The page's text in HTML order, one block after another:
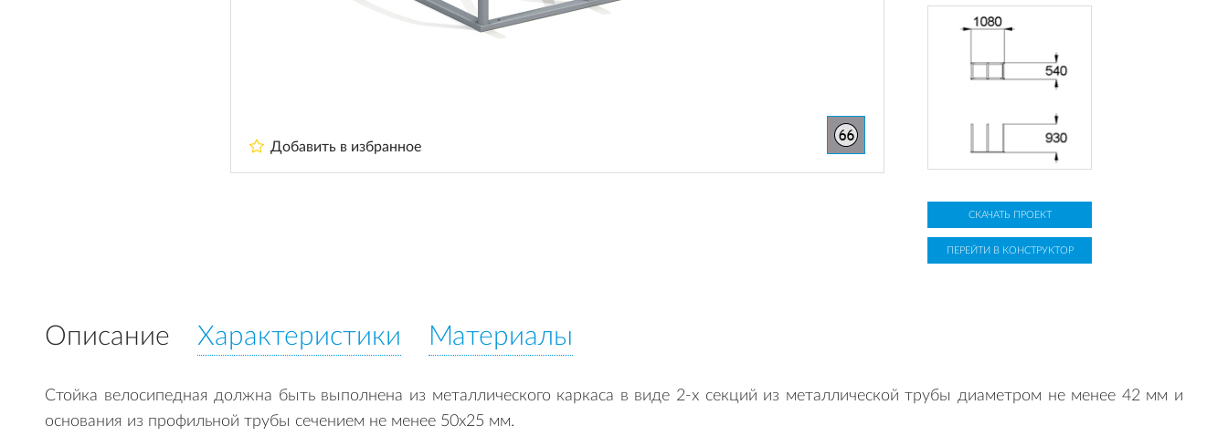
Добавить в избранное
СКАЧАТЬ ПРОЕКТ
ПЕРЕЙТИ В КОНСТРУКТОР
Описание Характеристики Материалы
Стойка велосипедная должна быть выполнена из металлического каркаса в виде 2-х секций из металлической трубы диаметром не менее 42 мм и
основания из профильной трубы сечением не менее 50х25 мм.